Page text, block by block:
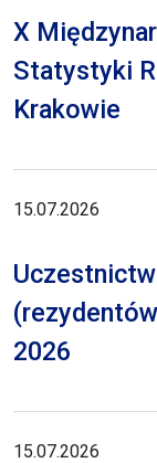
X
Statystyki
Krakowie
15.07.2026
2026
15.07.2026